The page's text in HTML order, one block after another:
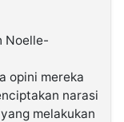
Noelle-
opini mereka
narasi
melakukan